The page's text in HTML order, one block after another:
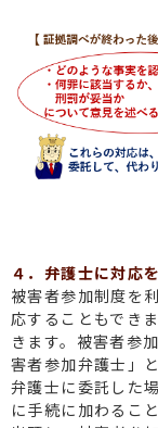
４．弁護士に対応
被害者参加制度を
応することもでき
きます。被害者参
害者参加弁護士」
弁護士に委託した
に手続に加わるこ